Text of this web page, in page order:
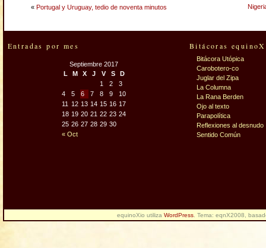
« Portugal y Uruguay, tedio de noventa minutos
Entradas por mes
Septiembre 2017
L
M X J V S D
« Oct
1 2
3
4
5 6 7 8 9
10
11
12 13 14 15 16 17
18 19 20 21 22 23 24
25 26 27 28 29 30
Bitácoras
Bitácora Utópica
Carobotero-co
Juglar del Zipa
La Columna
La Rana Berden
Ojo al texto
Parapolítica
Reflexiones al desnudo
Sentido Común
equinoXio utiliza WordPress. Tema: eqnX2008,